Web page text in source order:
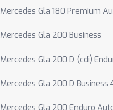
Mercedes Gla 180 Premium
Mercedes Gla 200 Business
Mercedes Gla 200 D (cdi)
Mercedes Gla 200 D Business
Mercedes Gla 200 Enduro